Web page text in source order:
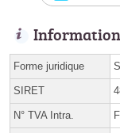
Forme juridique
SIRET
N° TVA Intra.